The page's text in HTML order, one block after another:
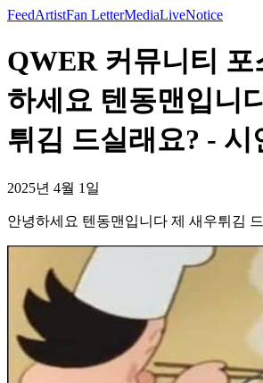
FeedArtistFan LetterMediaLiveNotice
QWER 커뮤니티 포
하세요 텐동맨입니
튀김 드실래요? - 시
2025년 4월 1일
안녕하세요 텐동맨입니다 제 새우튀김